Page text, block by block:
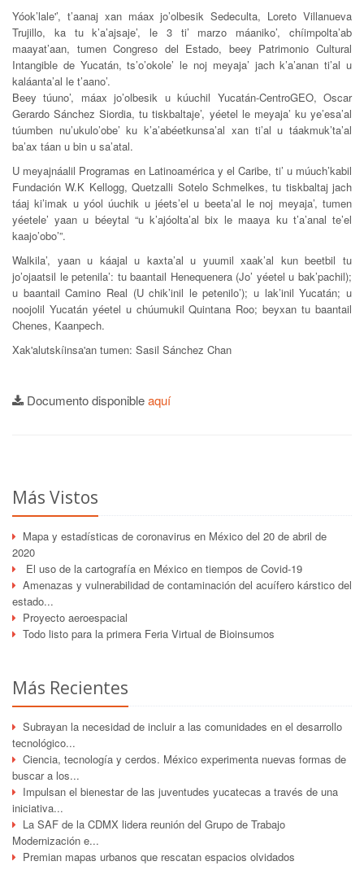
Yóok’lale'’, t’aanaj xan máax jo’olbesik Sedeculta, Loreto Villanueva
Trujillo, ka tu k’a’ajsaje’, le 3 ti’ marzo máaniko’, chíimpolta’ab
maayat’aan, tumen Congreso del Estado, beey Patrimonio Cultural
Intangible de Yucatán, ts’o’okole’ le noj meyaja’ jach k’a’anan ti’al u
kaláanta’al le t’aano’.
Beey túuno’, máax jo’olbesik u kúuchil Yucatán-CentroGEO, Oscar
Gerardo Sánchez Siordia, tu tiskbaltaje’, yéetel le meyaja’ ku ye’esa’al
túumben nu’ukulo’obe’ ku k’a’abéetkunsa’al xan ti’al u táakmuk’ta’al
ba’ax táan u bin u sa’atal.
U meyajnáalil Programas en Latinoamérica y el Caribe, ti’ u múuch’kabil
Fundación W.K Kellogg, Quetzalli Sotelo Schmelkes, tu tiskbaltaj jach
táaj ki’imak u yóol úuchik u jéets’el u beeta’al le noj meyaja’, tumen
yéetele’ yaan u béeytal “u k’ajóolta’al bix le maaya ku t’a’anal te’el
kaajo’obo’”.
Walkila’, yaan u káajal u kaxta’al u yuumil xaak’al kun beetbil tu
jo’ojaatsil le petenila’: tu baantail Henequenera (Jo’ yéetel u bak’pachil);
u baantail Camino Real (U chik’inil le petenilo’); u lak’inil Yucatán; u
noojolil Yucatán yéetel u chúumukil Quintana Roo; beyxan tu baantail
Chenes, Kaanpech.
Xak'alutskíinsa'an tumen: Sasil Sánchez Chan
Documento disponibleaquí
Más Vistos
Mapa y estadísticas de coronavirus en México del 20 de abril de
2020
El uso de la cartografía en México en tiempos de Covid-19
Amenazas y vulnerabilidad de contaminación del acuífero kárstico del
estado...
Proyecto aeroespacial
Todo listo para la primera Feria Virtual de Bioinsumos
Más Recientes
Subrayan la necesidad de incluir a las comunidades en el desarrollo
tecnológico...
Ciencia, tecnología y cerdos. México experimenta nuevas formas de
buscar a los...
Impulsan el bienestar de las juventudes yucatecas a través de una
iniciativa...
La SAF de la CDMX lidera reunión del Grupo de Trabajo
Modernización e...
Premian mapas urbanos que rescatan espacios olvidados